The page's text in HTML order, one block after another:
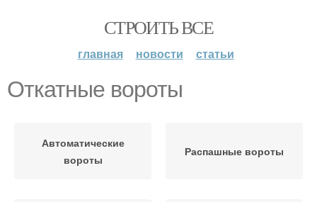
СТРОИТЬ ВСЕ
главная новости статьи
Откатные вороты
Автоматические
вороты
Распашные вороты